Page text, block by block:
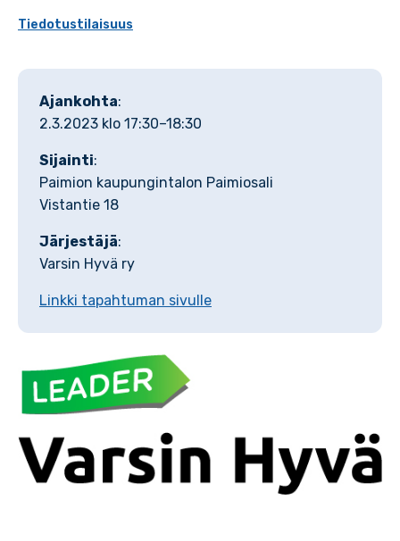
Tiedotustilaisuus
Ajankohta:
2.3.2023 klo 17:30–18:30
Sijainti:
Paimion kaupungintalon Paimiosali
Vistantie 18
Järjestäjä:
Varsin Hyvä ry
Linkki tapahtuman sivulle